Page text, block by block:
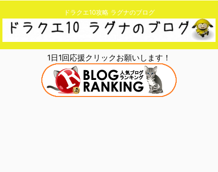
ドラクエ10攻略 ラグナのブログ
1日1回応援クリックお願いします！